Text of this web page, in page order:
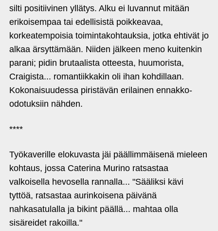
silti positiivinen yllätys. Alku ei luvannut mitään
erikoisempaa tai edellisistä poikkeavaa,
korkeatempoisia toimintakohtauksia, jotka ehtivät jo
alkaa ärsyttämään. Niiden jälkeen meno kuitenkin
parani; pidin brutaalista otteesta, huumorista,
Craigista... romantiikkakin oli ihan kohdillaan.
Kokonaisuudessa piristävän erilainen ennakko-
odotuksiin nähden.
****
Työkaverille elokuvasta jäi päällimmäisenä mieleen
kohtaus, jossa Caterina Murino ratsastaa
valkoisella hevosella rannalla... "Sääliksi kävi
tyttöä, ratsastaa aurinkoisena päivänä
nahkasatulalla ja bikint päällä... mahtaa olla
sisäreidet rakoilla."